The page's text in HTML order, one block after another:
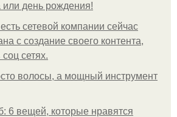
день рождения!
сетевой компании сейчас
с создание своего контента,
сетях.
волосы, а мощный инструмент
6 вещей, которые нравятся